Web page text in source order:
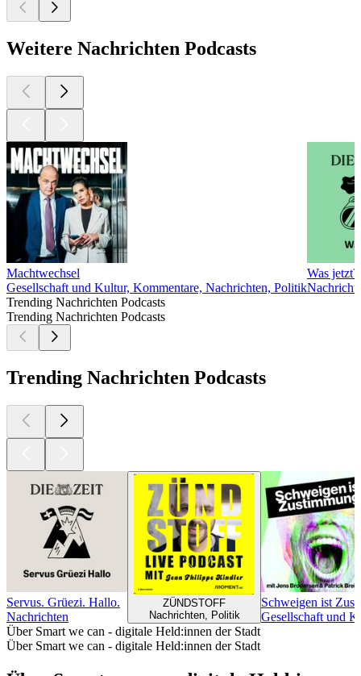
Weitere Nachrichten Podcasts
Machtwechsel
Gesellschaft und Kultur, Kommentare, Nachrichten, Politik
Was jetzt?
Trending Nachrichten Podcasts
Trending Nachrichten Podcasts
Trending Nachrichten Podcasts
Servus. Grüezi. Hallo.
Nachrichten
ZÜNDSTOFF
Nachrichten, Politik
Schweigen ist
Gesellschaft und
Über Smart we can - digitale Held:innen der Stadt
Über Smart we can - digitale Held:innen der Stadt